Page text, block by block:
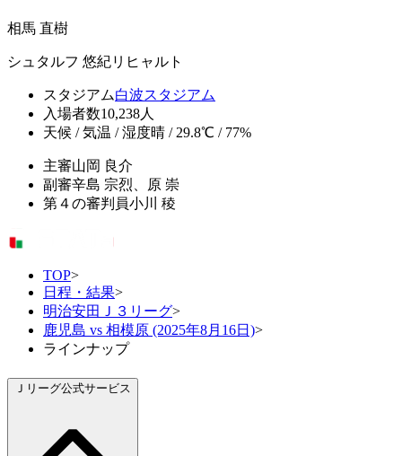
相馬 直樹
シュタルフ 悠紀リヒャルト
スタジアム白波スタジアム
入場者数10,238人
天候 / 気温 / 湿度晴 / 29.8℃ / 77%
主審山岡 良介
副審辛島 宗烈、原 崇
第４の審判員小川 稜
TOP>
日程・結果>
明治安田Ｊ３リーグ>
鹿児島 vs 相模原 (2025年8月16日)>
ラインナップ
Ｊリーグ公式サービス